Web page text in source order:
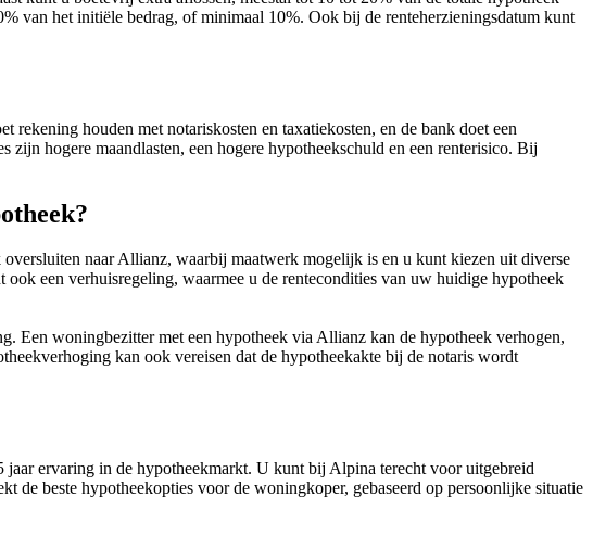
van het initiële bedrag, of minimaal 10%. Ook bij de renteherzieningsdatum kunt
houden met notariskosten en taxatiekosten, en de bank doet een
hogere maandlasten, een hogere hypotheekschuld en een renterisico. Bij
naar Allianz, waarbij maatwerk mogelijk is en u kunt kiezen uit diverse
een verhuisregeling, waarmee u de rentecondities van uw huidige hypotheek
Een woningbezitter met een hypotheek via Allianz kan de hypotheek verhogen,
kan ook vereisen dat de hypotheekakte bij de notaris wordt
jaar ervaring in de hypotheekmarkt. U kunt bij Alpina terecht voor uitgebreid
de beste hypotheekopties voor de woningkoper, gebaseerd op persoonlijke situatie